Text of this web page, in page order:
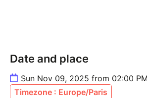
Date and place
Sun Nov 09, 2025 from 02:00
Timezone : Europe/Paris